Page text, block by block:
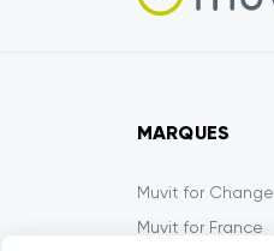
MARQUES
Muvit for Change
Muvit for France